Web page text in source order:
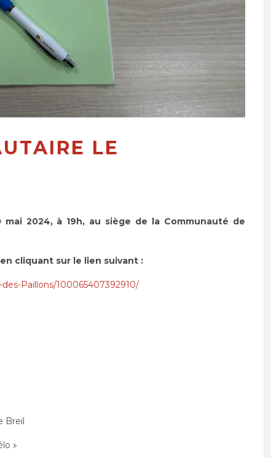
LE
2024, à 19h, au siège de la Communauté de
cliquant sur le lien suivant :
Paillons/100065407392910/
Breil
»